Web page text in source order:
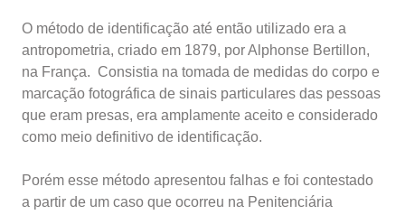
O método de identificação até então utilizado era a
antropometria, criado em 1879, por Alphonse Bertillon,
na França. Consistia na tomada de medidas do corpo e
marcação fotográfica de sinais particulares das pessoas
que eram presas, era amplamente aceito e considerado
como meio definitivo de identificação.
Porém esse método apresentou falhas e foi contestado
a partir de um caso que ocorreu na Penitenciária